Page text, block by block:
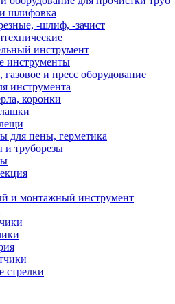
шлифовка
-шлиф, -зачист
инструмент
инструменты
газовое и пресс оборудование
инструмента
коронки
для пены, герметика
труборезы
и монтажный инструмент
стрелки